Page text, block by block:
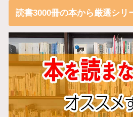
読書3000冊の本から厳選シリ